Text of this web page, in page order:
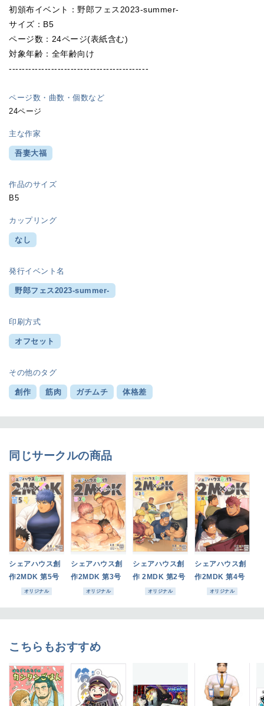
初頒布イベント：野郎フェス2023-summer-
サイズ：B5
ページ数：24ページ(表紙含む)
対象年齢：全年齢向け
-------------------------------------------
ページ数・曲数・個数など
24ページ
主な作家
吾妻大福
作品のサイズ
B5
カップリング
なし
発行イベント名
野郎フェス2023-summer-
印刷方式
オフセット
その他のタグ
創作 筋肉 ガチムチ 体格差
同じサークルの商品
シェアハウス創
作2MDK 第5号
オリジナル
シェアハウス創
作2MDK 第3号
オリジナル
シェアハウス創
作 2MDK 第2号
オリジナル
シェアハウス創
作2MDK 第4号
オリジナル
こちらもおすすめ